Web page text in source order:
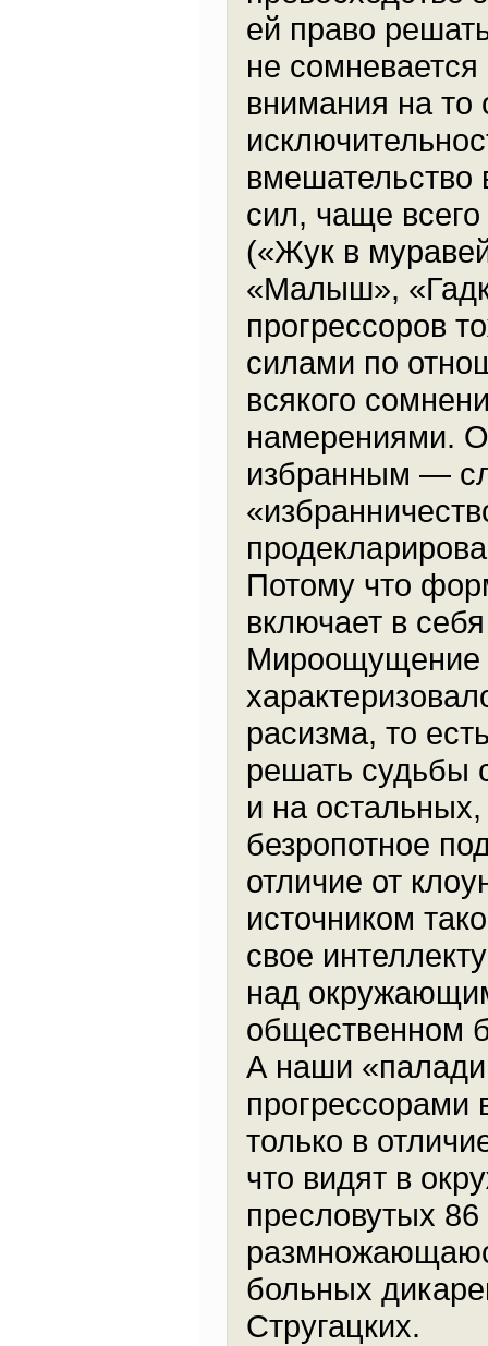
ей право
не
внимания на то
сил, чаще
(«Жук в
«Малыш»,
прогрессоров
силами по
всякого
намерениями.
избранным —
Потому что
включает в
Мироощущение
расизма, то
решать судьбы
и на остальных,
безропотное
отличие от
источником
свое
над
общественном
А наши
прогрессорами
только в
что видят в
пресловутых
больных
Стругацких.